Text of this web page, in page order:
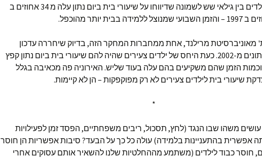
מצא שיחס הילדים בין גילאי שש לשמונה שדיווחו על שיעורי בית ביום נתון עלה מ 34 אחוזים ב
מאוניברסיטת מרילנד, אחת ממחברות המחקר הזה, בדיוק שיחררה עדכון
שמבוסס על נתונים מ-2002. כעת היחס של ילדים צעירים שהיה להם שיעורי בית ביום נתון קפץ
וכמות הזמן שהם משקיעים בהם עלה בעוד שליש. האירוניה פה מכאיבה בגלל
שיעורי בית לילדים צעירים לא רק מפוקפקות – הן לא קיימות.
*
משהו שבו הנגד (לחץ, תסכול, ריבים משפחתיים, הפסד זמן לפעילויות
אפשרית בהתעניינות בלמידה) עולה כל כך על הבעד? סיבות אפשריות הן חוסר
חוסר כבוד לילדים (משתמע מההחלטיות שלנו להשאיר אותם עסוקים אחרי